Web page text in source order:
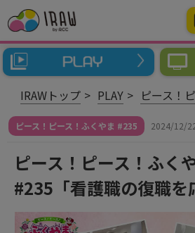
IRAWトップ PLAY ピース！
ピース！ピース！ふくやま #235 2024/12/
ピース！ピース！ふく
#235「看護職の復職を